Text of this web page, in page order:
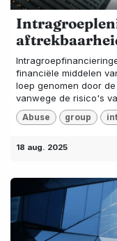
financiële middelen
loep genomen door
vanwege de risico's
Abuse group
18 aug. 2025